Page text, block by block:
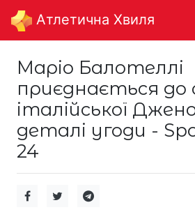
Aтлетична Хвиля
Маріо Балотеллі
приєднається до
італійської
деталі угоди -
24